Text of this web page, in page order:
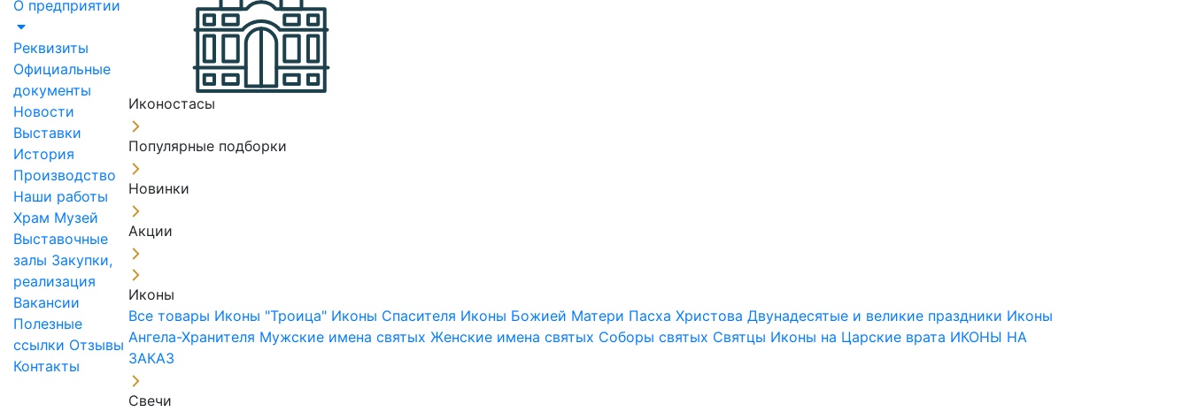
О предприятии
Реквизиты
Официальные
документы
Новости
Выставки
История
Производство
Наши работы
Храм Музей
Выставочные
залы Закупки,
реализация
Вакансии
Полезные
ссылки Отзывы
Контакты
Иконостасы
Популярные подборки
Новинки
Акции
Иконы
Все товары Иконы "Троица" Иконы Спасителя Иконы Божией Матери Пасха ХристоваДвунадесятые и великие праздники Иконы
Ангела-Хранителя Мужские имена святыхЖенские имена святых Соборы святых Святцы Иконы на Царские врата ИКОНЫ НА
ЗАКАЗ
Свечи